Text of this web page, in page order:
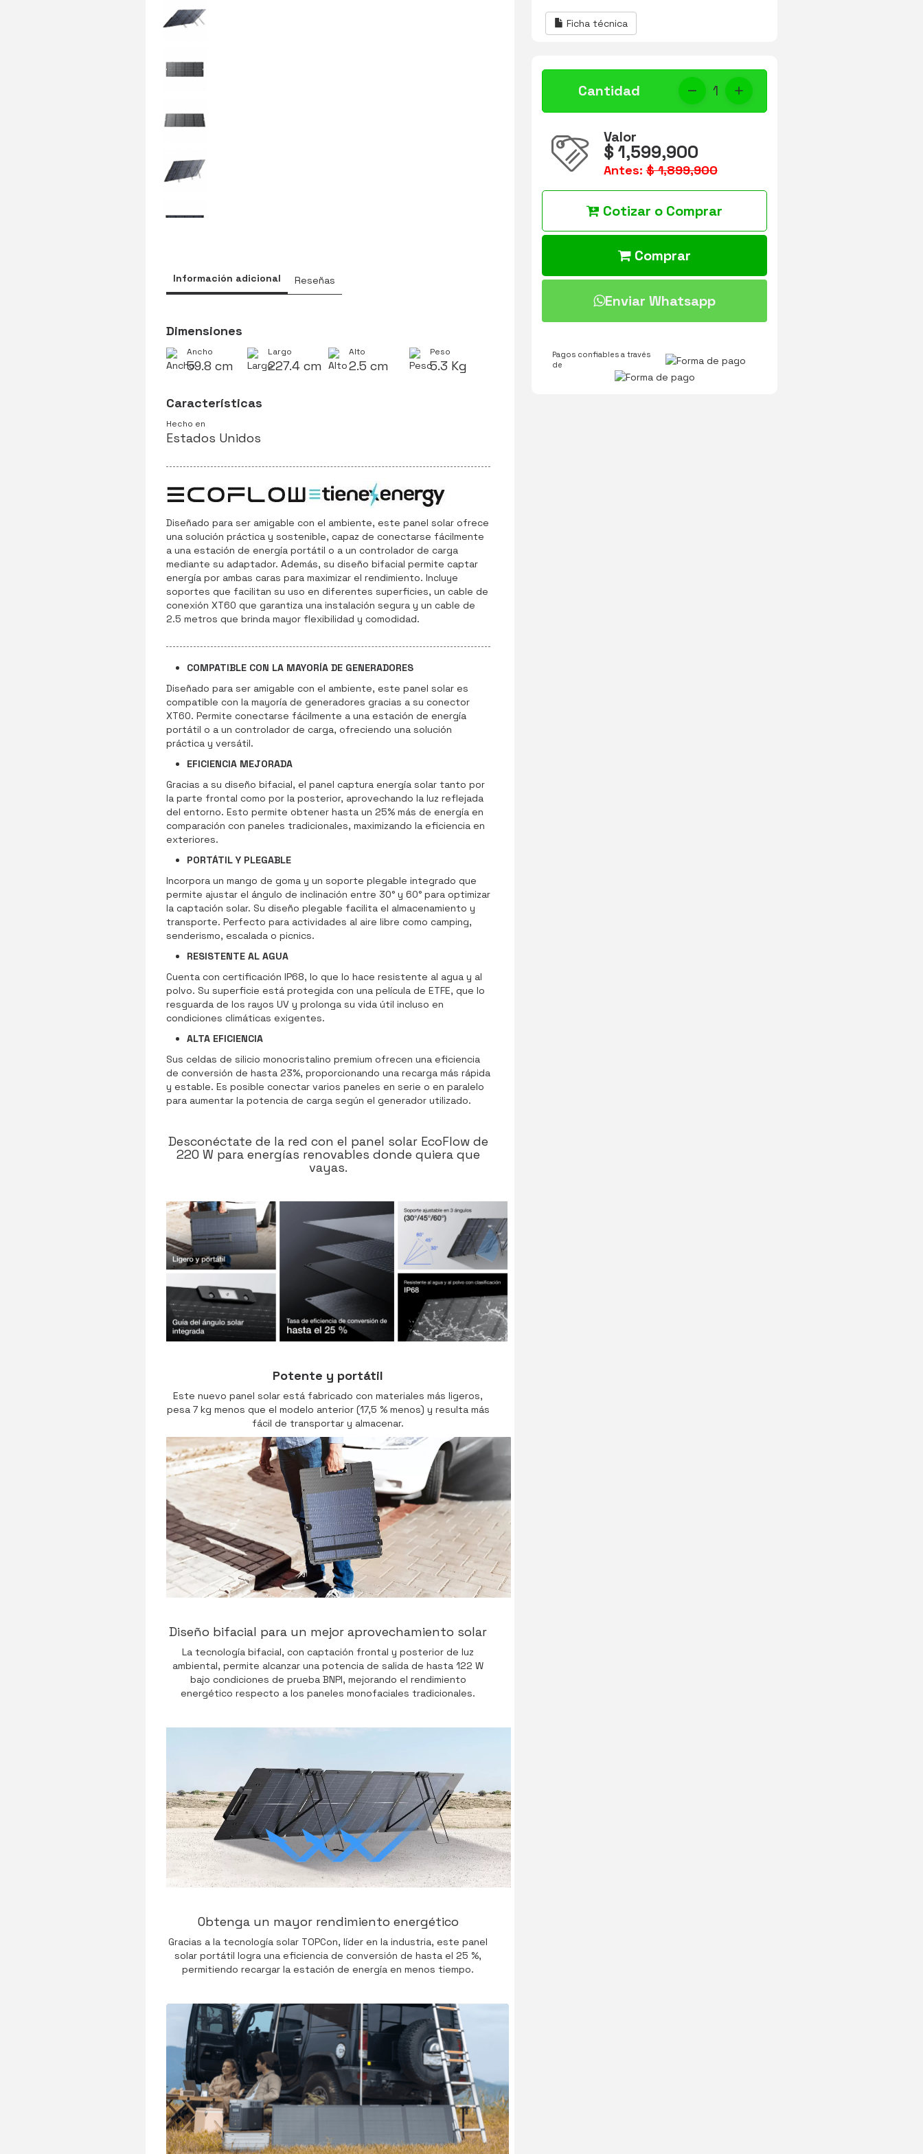
Información adicional Reseñas
Dimensiones
Ancho
59.8 cm
Largo
227.4 cm
Alto
2.5 cm
Peso
5.3 Kg
Características
Hecho en
Estados Unidos
Diseñado para ser amigable con el ambiente, este panel solar ofrece
una solución práctica y sostenible, capaz de conectarse fácilmente
a una estación de energía portátil o a un controlador de carga
mediante su adaptador. Además, su diseño bifacial permite captar
energía por ambas caras para maximizar el rendimiento. Incluye
soportes que facilitan su uso en diferentes superficies, un cable de
conexión XT60 que garantiza una instalación segura y un cable de
2.5 metros que brinda mayor flexibilidad y comodidad.
COMPATIBLE CON LA MAYORÍA DE GENERADORES
Diseñado para ser amigable con el ambiente, este panel solar es
compatible con la mayoría de generadores gracias a su conector
XT60. Permite conectarse fácilmente a una estación de energía
portátil o a un controlador de carga, ofreciendo una solución
práctica y versátil.
EFICIENCIA MEJORADA
Gracias a su diseño bifacial, el panel captura energía solar tanto por
la parte frontal como por la posterior, aprovechando la luz reflejada
del entorno. Esto permite obtener hasta un 25% más de energía en
comparación con paneles tradicionales, maximizando la eficiencia en
exteriores.
PORTÁTIL Y PLEGABLE
Incorpora un mango de goma y un soporte plegable integrado que
permite ajustar el ángulo de inclinación entre 30° y 60° para optimizar
la captación solar. Su diseño plegable facilita el almacenamiento y
transporte. Perfecto para actividades al aire libre como camping,
senderismo, escalada o picnics.
RESISTENTE AL AGUA
Cuenta con certificación IP68, lo que lo hace resistente al agua y al
polvo. Su superficie está protegida con una película de ETFE, que lo
resguarda de los rayos UV y prolonga su vida útil incluso en
condiciones climáticas exigentes.
ALTA EFICIENCIA
Sus celdas de silicio monocristalino premium ofrecen una eficiencia
de conversión de hasta 23%, proporcionando una recarga más rápida
y estable. Es posible conectar varios paneles en serie o en paralelo
para aumentar la potencia de carga según el generador utilizado.
Desconéctate de la red con el panel solar EcoFlow de
220 W para energías renovables donde quiera que
vayas.
Potente y portátil
Este nuevo panel solar está fabricado con materiales más ligeros,
pesa 7 kg menos que el modelo anterior (17,5 % menos) y resulta más
fácil de transportar y almacenar.
Diseño bifacial para un mejor aprovechamiento solar
La tecnología bifacial, con captación frontal y posterior de luz
ambiental, permite alcanzar una potencia de salida de hasta 122 W
bajo condiciones de prueba BNPI, mejorando el rendimiento
energético respecto a los paneles monofaciales tradicionales.
Obtenga un mayor rendimiento energético
Gracias a la tecnología solar TOPCon, líder en la industria, este panel
solar portátil logra una eficiencia de conversión de hasta el 25 %,
permitiendo recargar la estación de energía en menos tiempo.
Ficha técnica
Cantidad 1
Valor
$ 1,599,900
Antes:$ 1,899,900
Cotizar o Comprar
Comprar
Enviar Whatsapp
Pagos confiables a través
de